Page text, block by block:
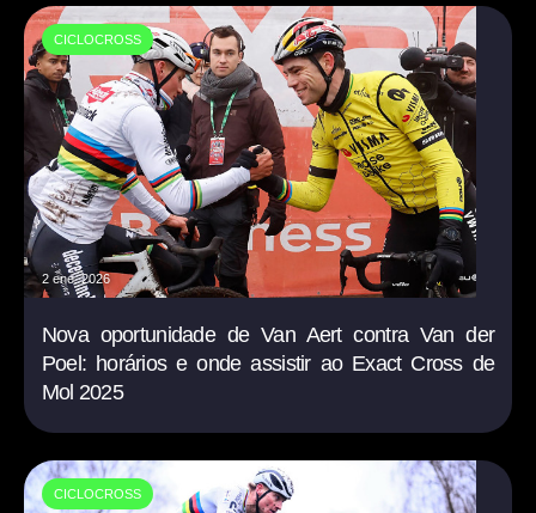
CICLOCROSS
2 ene. 2026
Nova oportunidade de Van Aert contra Van der
Poel: horários e onde assistir ao Exact Cross de
Mol 2025
CICLOCROSS